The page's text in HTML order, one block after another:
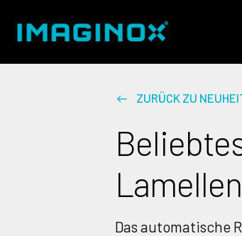
ZURÜCK ZU
Das automatische